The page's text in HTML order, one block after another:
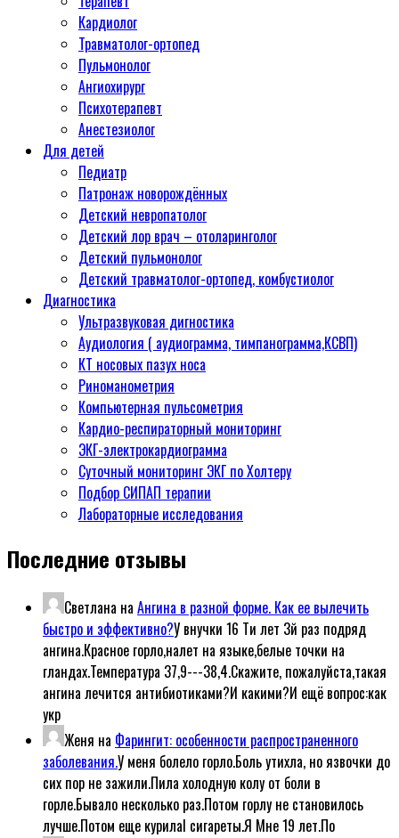
Кардиолог
Травматолог-ортопед
Пульмонолог
Ангиохирург
Психотерапевт
Aнестезиолог
Для детей
Педиатр
Патронаж новорождённых
Детский невропатолог
Детский лор врач – отоларинголог
Детский пульмонолог
Детский травматолог-ортопед, комбустиолог
Диагностика
Ультразвуковая дигностика
Аудиология ( аудиограмма, тимпанограмма,КСВП)
КТ носовых пазух носа
Риноманометрия
Компьютерная пульсометрия
Кардио-респираторный мониторинг
ЭКГ-электрокардиограмма
Суточный мониторинг ЭКГ по Холтеру
Подбор СИПАП терапии
Лабораторные исследования
Последние отзывы
Светлана на Ангина в разной форме. Как ее вылечить
быстро и эффективно?У внучки 16 Ти лет 3й раз подряд
ангина.Красное горло,налет на языке,белые точки на
гландах.Температура 37,9---38,4.Скажите, пожалуйста,такая
ангина лечится антибиотиками?И какими?И ещё вопрос:как
укр
Женя на Фарингит: особенности распространенного
заболевания.У меня болело горло.Боль утихла, но язвочки до
сих пор не зажили.Пила холодную колу от боли в
горле.Бывало несколько раз.Потом горлу не становилось
лучше.Потом еще курилаl сигареты.Я Мне 19 лет.По